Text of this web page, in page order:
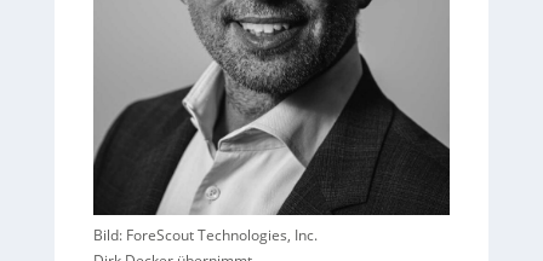
e
t
r
e
Bild: ForeScout Technologies, Inc.